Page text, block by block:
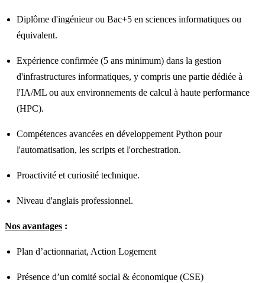
Diplôme d'ingénieur ou Bac+5 en sciences informatiques ou
équivalent.
Expérience confirmée (5 ans minimum) dans la gestion
d'infrastructures informatiques, y compris une partie dédiée à
l'IA/ML ou aux environnements de calcul à haute performance
(HPC).
Compétences avancées en développement Python pour
l'automatisation, les scripts et l'orchestration.
Proactivité et curiosité technique.
Niveau d'anglais professionnel.
Nos avantages :
Plan d’actionnariat, Action Logement
Présence d’un comité social & économique (CSE)